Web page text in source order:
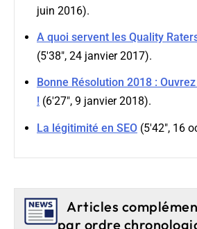
juin 2016).
A quoi servent les Quality
(5'38", 24 janvier 2017).
Bonne Résolution 2018 :
!(6'27", 9 janvier 2018).
La légitimité en SEO(5'42", 16
Articles
par ordre